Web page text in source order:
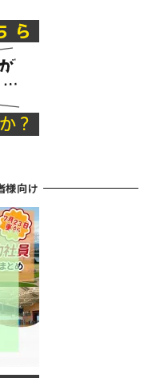
様向け